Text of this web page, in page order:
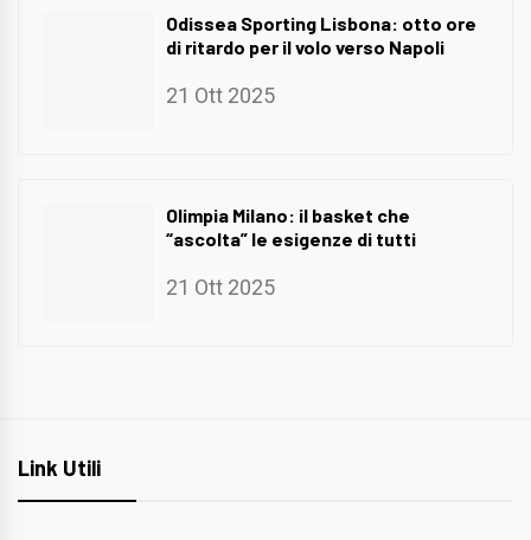
Odissea Sporting Lisbona: otto ore
di ritardo per il volo verso Napoli
21 Ott 2025
Olimpia Milano: il basket che
“ascolta” le esigenze di tutti
21 Ott 2025
Link Utili